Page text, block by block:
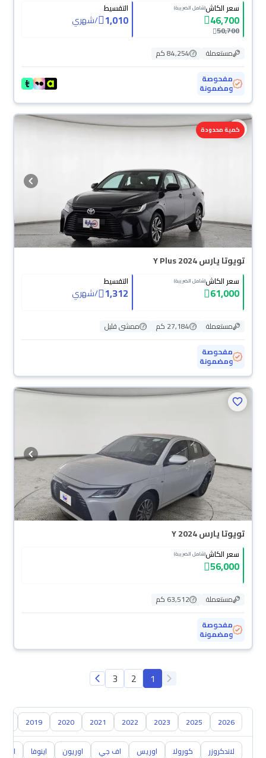
سعر الكاش(شامل الضريبة)
46,700
50,700
التقسيط
1,010
/شهري
مستعملة
84,254 كم
مفحوصة
ومضمونة
كمية محدودة
تويوتا يارس Y Plus 2024
سعر الكاش(شامل الضريبة)
61,000
التقسيط
1,312
/شهري
مستعملة 27,184 كم
ممشى قليل
مفحوصة
ومضمونة
تويوتا يارس Y 2024
سعر الكاش(شامل الضريبة)
56,000
مستعملة
63,512 كم
مفحوصة
ومضمونة
1
2
3
2026
2025
2023
2022
2021
2020
2019
لاندكروزر كورولا اوريس اف جي اوريون اينوفا ايكو